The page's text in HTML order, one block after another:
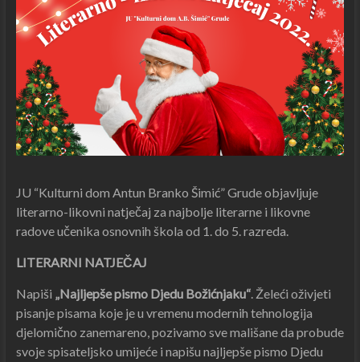
JU “Kulturni dom Antun Branko Šimić” Grude objavljuje
literarno-likovni natječaj za najbolje literarne i likovne
radove učenika osnovnih škola od 1. do 5. razreda.
LITERARNI NATJEČAJ
Napiši „Najljepše pismo Djedu Božićnjaku“. Želeći oživjeti
pisanje pisama koje je u vremenu modernih tehnologija
djelomično zanemareno, pozivamo sve mališane da probude
svoje spisateljsko umijeće i napišu najljepše pismo Djedu